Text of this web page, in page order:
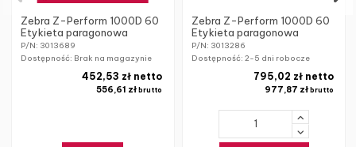
Zebra Z-Perform 1000D 60
Etykieta paragonowa
P/N: 3013689
Dostępność: Brak na magazynie
556,61 złbrutto
452,53 zł netto
Zebra Z-Perform 1000D 60
Etykieta paragonowa
P/N: 3013286
Dostępność:2-5 dni robocze
977,87 zł brutto
795,02 zł netto